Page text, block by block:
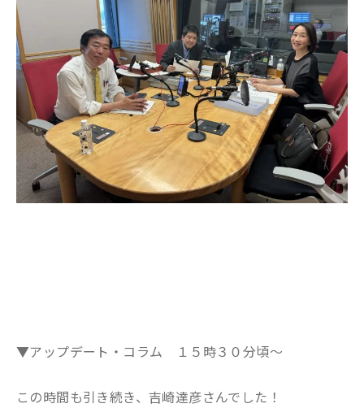
▼アップデート・コラム １５時３０分頃～
この時間も引き続き、吉崎達彦さんでした！